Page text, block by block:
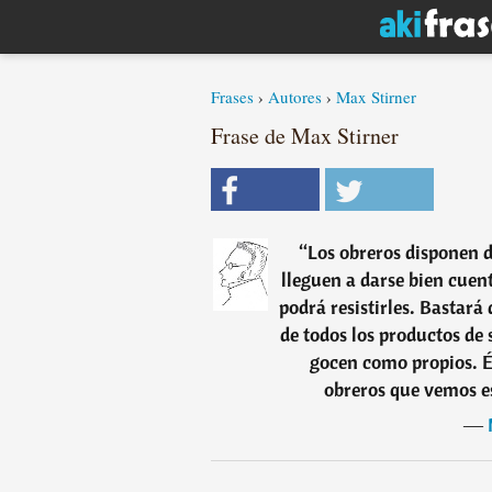
Frases › Autores › Max Stirner
Frase de Max Stirner
“Los obreros disponen
lleguen a darse bien
podrá resistirles. Bastará
de todos los productos
gocen como propios.
obreros que vemos
―